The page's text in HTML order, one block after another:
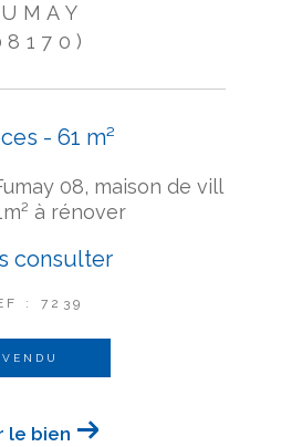
- 61 m²
08, maison de vill
à rénover
consulter
: 7239
VENDU
le bien